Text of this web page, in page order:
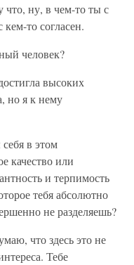
что, ну, в чем-то ты с
то согласен.
человек?
высоких
но я к нему
в этом
качество или
и терпимость
тебя абсолютно
не разделяешь?
что здесь это не
Тебе